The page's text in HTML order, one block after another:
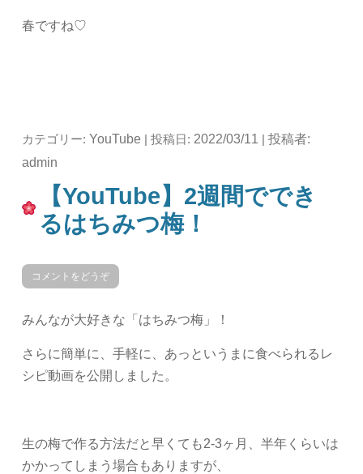
春ですね♡
カテゴリー: YouTube | 投稿日: 2022/03/11 |投稿者:
admin
【YouTube】2週間ででき
るはちみつ梅！
コメントをどうぞ
みんなが大好きな「はちみつ梅」！
さらに簡単に、手軽に、あっというまに食べられるレ
シピ動画を公開しました。
生の梅で作る方法だと早くても2-3ヶ月、半年くらいは
かかってしまう場合もありますが、